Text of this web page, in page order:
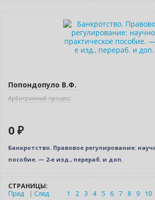
Попондопуло В.Ф.
Арбитражный процесс
0 ₽
Банкротство. Правовое регулирование:
пособие. — 2-е изд., перераб. и доп.
СТРАНИЦЫ:
Пред
| След 1 2 3 4 5 6 7 8 9 10